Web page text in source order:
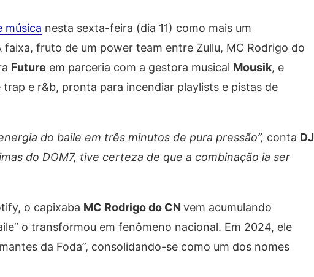
música nesta sexta-feira (dia 11) como mais um
fruto de um power team entre Zullu, MC Rodrigo do
Future em parceria com a gestora musical Mousik, e
e r&b, pronta para incendiar playlists e pistas de
do baile em três minutos de pura pressão”, conta DJ
do DOM7, tive certeza de que a combinação ia ser
o capixaba MC Rodrigo do CN vem acumulando
o transformou em fenômeno nacional. Em 2024, ele
da Foda”, consolidando-se como um dos nomes